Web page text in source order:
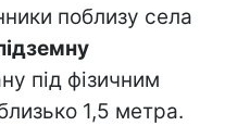
поблизу села
під фізичним
1,5 метра.